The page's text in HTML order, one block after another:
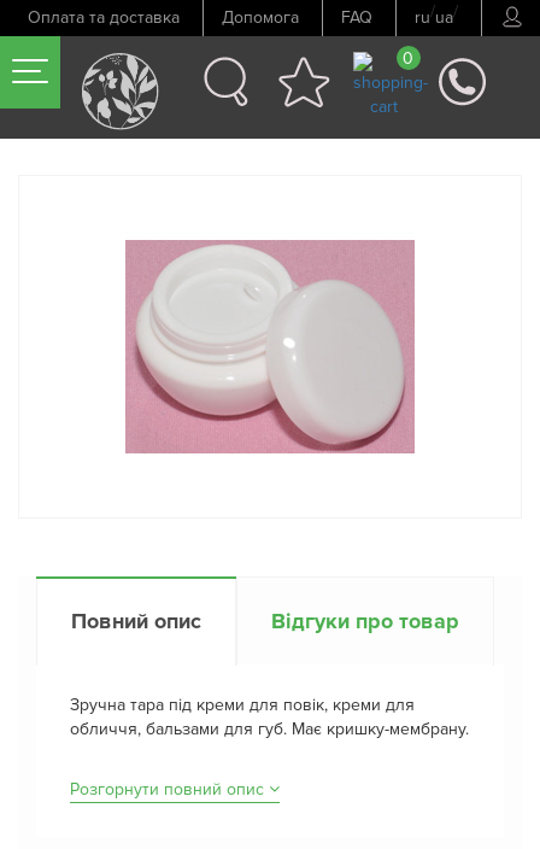
Оплата та доставка Допомога FAQ ru/ua/
0
Попередній товар Наступний товар
Повний опис Відгуки про товар
Зручна тара під креми для повік, креми для
обличчя, бальзами для губ. Має кришку-мембрану.
Розгорнути повний опис